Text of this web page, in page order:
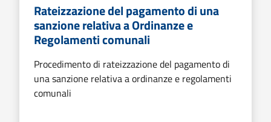
Rateizzazione del pagamento di una
sanzione relativa a Ordinanze e
Regolamenti comunali
Procedimento di rateizzazione del pagamento di
una sanzione relativa a ordinanze e regolamenti
comunali